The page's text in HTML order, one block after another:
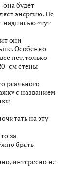
она будет
энергию. Но
надписью «тут
они
Особенно
нет, только
см стены
реального
с названием
на эту
за
брать
интересно не